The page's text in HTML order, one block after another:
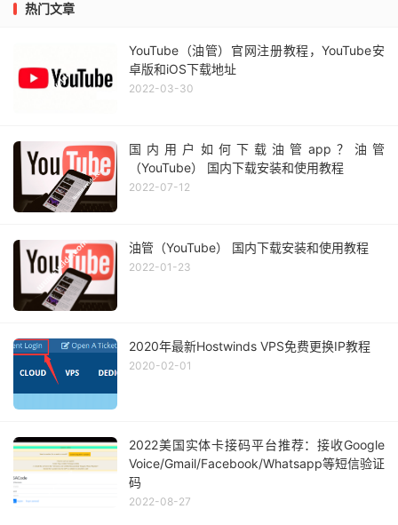
热门文章
YouTube（油管）官网注册教程，YouTube安
卓版和iOS下载地址
2022-03-30
国内用户如何下载油管app？油管
（YouTube） 国内下载安装和使用教程
2022-07-12
油管（YouTube） 国内下载安装和使用教程
2022-01-23
2020年最新Hostwinds VPS免费更换IP教程
2020-02-01
2022美国实体卡接码平台推荐：接收Google
Voice/Gmail/Facebook/Whatsapp等短信验证
码
2022-08-27